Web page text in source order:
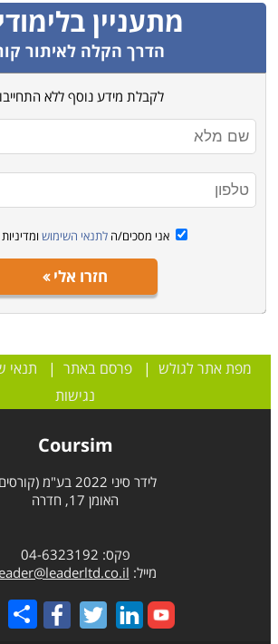
מתעניין
הדרך הקלה לאיתור
לקבלת מידע נוסף ללא
אני מסכים/ה לתנאי השימוש
חזרו אלי
מפת אתר לגולש |פרסם באתר | תנאי
נגישות
Coursim
לידר סיני 2022 בע"מ (קורסים)
האומן 17, חדרה
פקס: 04-6323192
מייל:
Share